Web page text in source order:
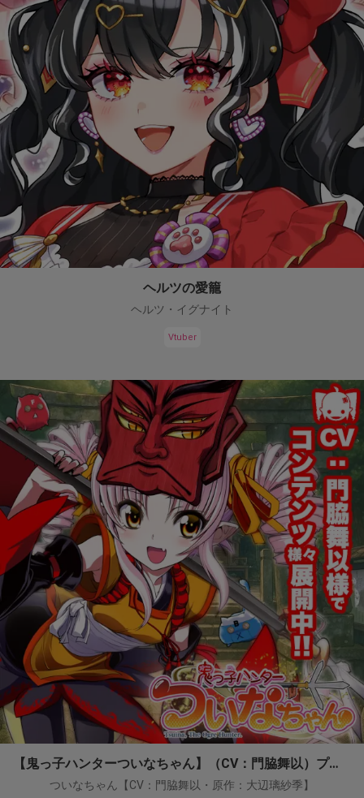
ヘルツの愛籠
ヘルツ・イグナイト
Vtuber
【鬼っ子ハンターついなちゃん】（CV：門脇舞以）プロジェクト！
ついなちゃん【CV：門脇舞以・原作：大辺璃紗季】